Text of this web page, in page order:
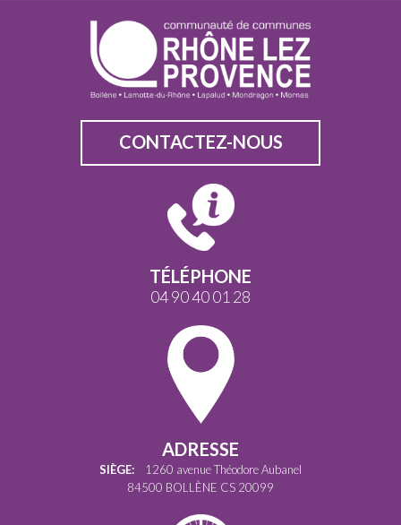
CONTACTEZ-NOUS
TÉLÉPHONE
04 90 40 01 28
ADRESSE
SIÈGE: 1260 avenue Théodore Aubanel
84500 BOLLÈNE CS 20099